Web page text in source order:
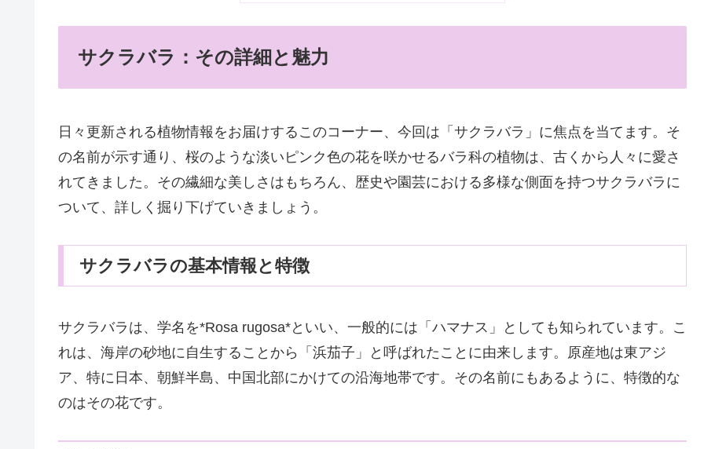
サクラバラ：その詳細と魅力
日々更新される植物情報をお届けするこのコーナー、今回は「サクラバラ」に焦点を当てます。そ
の名前が示す通り、桜のような淡いピンク色の花を咲かせるバラ科の植物は、古くから人々に愛さ
れてきました。その繊細な美しさはもちろん、歴史や園芸における多様な側面を持つサクラバラに
ついて、詳しく掘り下げていきましょう。
サクラバラの基本情報と特徴
サクラバラは、学名を*Rosa rugosa*といい、一般的には「ハマナス」としても知られています。こ
れは、海岸の砂地に自生することから「浜茄子」と呼ばれたことに由来します。原産地は東アジ
ア、特に日本、朝鮮半島、中国北部にかけての沿海地帯です。その名前にもあるように、特徴的な
のはその花です。